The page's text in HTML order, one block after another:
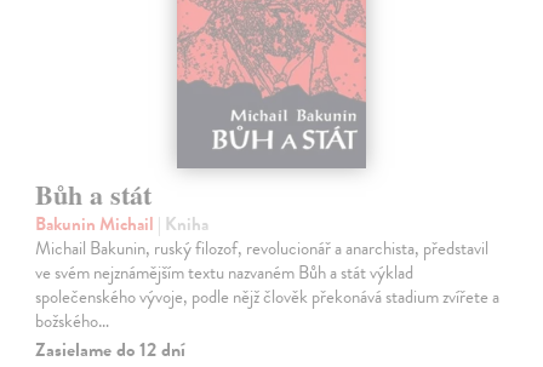
Bůh a stát
Bakunin Michail | Kniha
Michail Bakunin, ruský filozof, revolucionář a anarchista, představil
ve svém nejznámějším textu nazvaném Bůh a stát výklad
společenského vývoje, podle nějž člověk překonává stadium zvířete a
božského…
Zasielame do 12 dní